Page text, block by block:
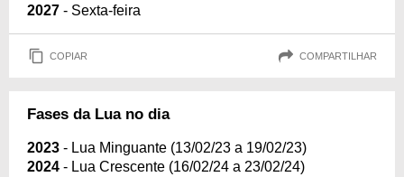
2027 - Sexta-feira
COPIAR COMPARTILHAR
Fases da Lua no dia
2023 - Lua Minguante (13/02/23 a 19/02/23)
2024 - Lua Crescente (16/02/24 a 23/02/24)